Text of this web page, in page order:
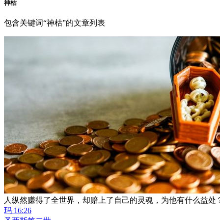
神枯
包含关键词“神枯”的文章列表
人纵然赚得了全世界，却赔上了自己的灵魂，为他有什么益处
玛 16:26